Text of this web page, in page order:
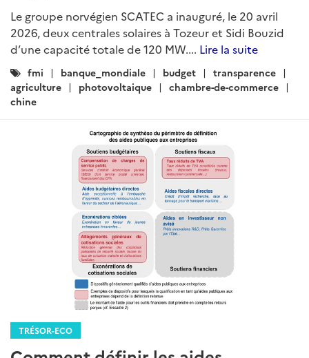
Le groupe norvégien SCATEC a inauguré, le 20 avril
2026, deux centrales solaires à Tozeur et Sidi Bouzid
d’une capacité totale de 120 MW.... Lire la suite
Catégories
:
fmi banque_mondiale budget
transparence
agriculture
photovoltaique
chambre-de-commerce
chine
TRÉSOR-ECO